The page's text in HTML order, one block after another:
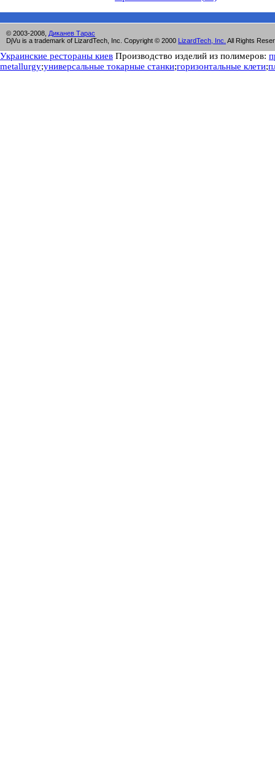
© 2003-2008 Диканев Тарас
DjVu is a trademark of LizardTech, Inc. Copyright © 2000 LizardTech, Inc. All Rights
Украинские рестораны киев Производство изделий из полимеров:
metallurgy;универсальные токарные станки;горизонтальные клети;